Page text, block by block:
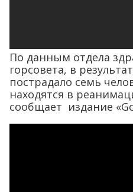
По данным отдела
горсовета, в
пострадало семь
находятся в
сообщает издание